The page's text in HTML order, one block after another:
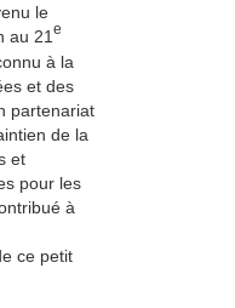
le
au 21 e
à la
et des
partenariat
de la
et
pour les
à
ce petit